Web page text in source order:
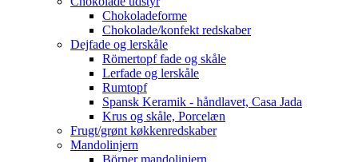
Chokoladeforme
Chokolade/konfekt redskaber
Dejfade og lerskåle
Römertopf fade og skåle
Lerfade og lerskåle
Rumtopf
Spansk Keramik - håndlavet, Casa Jada
Krus og skåle, Porcelæn
Frugt/grønt køkkenredskaber
Mandolinjern
Börner mandolinjern